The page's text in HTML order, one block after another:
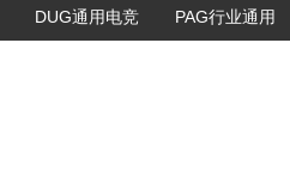
DUG通用电竞 PAG行业通用